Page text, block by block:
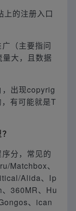
的注册入口
（主要指问
大，且数据
，出现copyrig
有可能就是T
分，常见的
Matchbox、
Alida、Ip
360MR、Hu
、ican